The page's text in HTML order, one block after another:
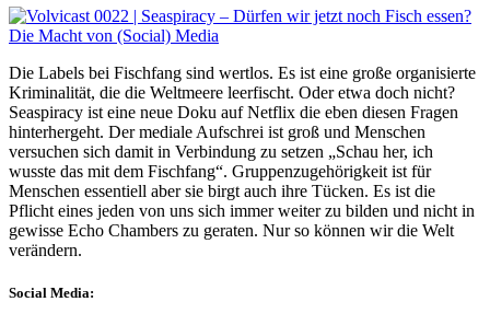
Die Labels bei Fischfang sind wertlos. Es ist eine große organisierte
Kriminalität, die die Weltmeere leerfischt. Oder etwa doch nicht?
Seaspiracy ist eine neue Doku auf Netflix die eben diesen Fragen
hinterhergeht. Der mediale Aufschrei ist groß und Menschen
versuchen sich damit in Verbindung zu setzen „Schau her, ich
wusste das mit dem Fischfang“. Gruppenzugehörigkeit ist für
Menschen essentiell aber sie birgt auch ihre Tücken. Es ist die
Pflicht eines jeden von uns sich immer weiter zu bilden und nicht in
gewisse Echo Chambers zu geraten. Nur so können wir die Welt
verändern.
Social Media: